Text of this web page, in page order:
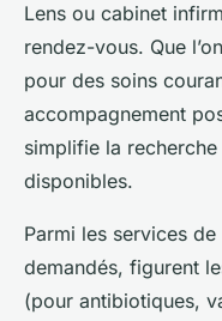
Lens ou cabinet
rendez-vous. Que
pour des soins
accompagnement
simplifie la
disponibles.
Parmi les services
demandés, figurent
(pour antibiotiques,